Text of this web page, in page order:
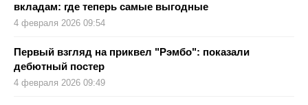
вкладам: где теперь самые выгодные
4 февраля 2026 09:54
Первый взгляд на приквел "Рэмбо": показали
дебютный постер
4 февраля 2026 09:49